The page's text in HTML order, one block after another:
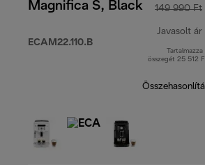
Magnifica S, Black
ECAM22.110.B
149 990 Ft
Javasolt ár
összegét 25 512